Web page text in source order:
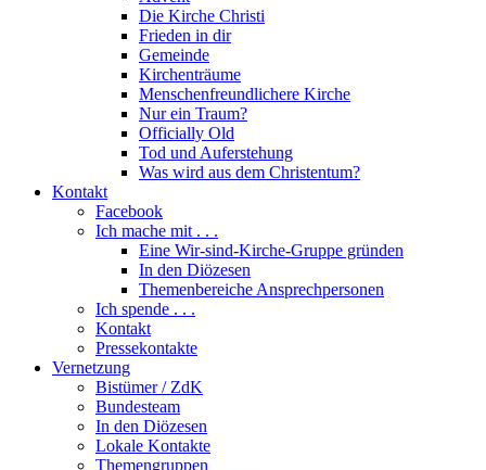
Die Kirche Christi
Frieden in dir
Gemeinde
Kirchenträume
Menschenfreundlichere Kirche
Nur ein Traum?
Officially Old
Tod und Auferstehung
Was wird aus dem Christentum?
Kontakt
Facebook
Ich mache mit . . .
Eine Wir-sind-Kirche-Gruppe gründen
In den Diözesen
Themenbereiche Ansprechpersonen
Ich spende . . .
Kontakt
Pressekontakte
Vernetzung
Bistümer / ZdK
Bundesteam
In den Diözesen
Lokale Kontakte
Themengruppen